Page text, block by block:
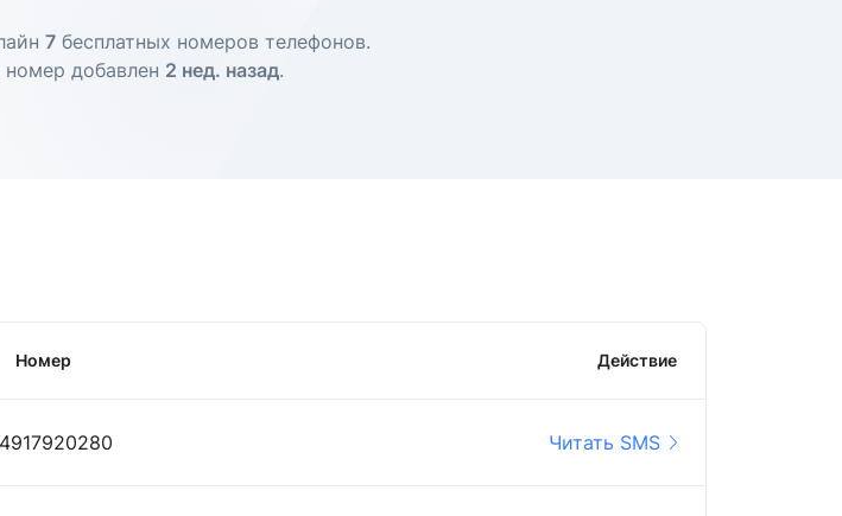
7бесплатных номеров телефонов.
добавлен 2 нед. назад.
Номер Действие
Читать SMS